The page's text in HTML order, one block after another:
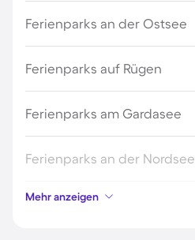
Ferienparks an der Ostsee
Ferienparks auf Rügen
Ferienparks am Gardasee
Ferienparks an der Nordsee
Ferienparks in Kroatien
Mehr anzeigen